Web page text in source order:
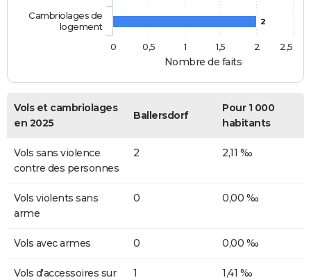
Nombre de faits
2
Cambriolages de
logement
0
0,5 1 1,5 2 2,5
Vols et cambriolages
en 2025
Ballersdorf
Pour 1 000
habitants
Vols sans violence
contre des personnes
2 2,11 ‰
Vols violents sans
arme
0 0,00 ‰
Vols avec armes 0 0,00 ‰
Vols d'accessoires sur
1 1,41 ‰